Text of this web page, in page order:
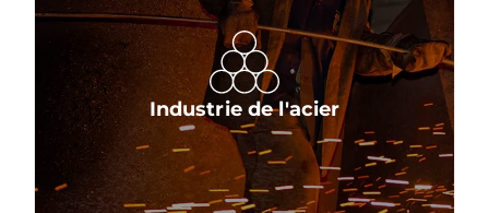
Industrie de l'acier